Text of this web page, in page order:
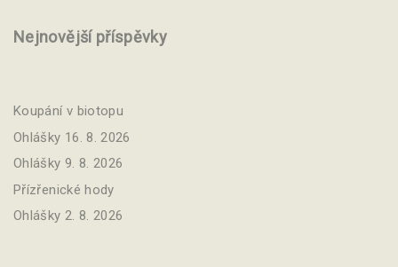
Nejnovější příspěvky
Koupání v biotopu
Ohlášky 16. 8. 2026
Ohlášky 9. 8. 2026
Přízřenické hody
Ohlášky 2. 8. 2026